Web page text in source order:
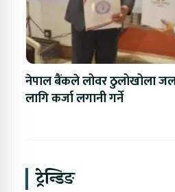
नेपाल बैंकले लोवर ठुलोखोला
लागि कर्जा लगानी गर्ने
ट्रेन्डिङ